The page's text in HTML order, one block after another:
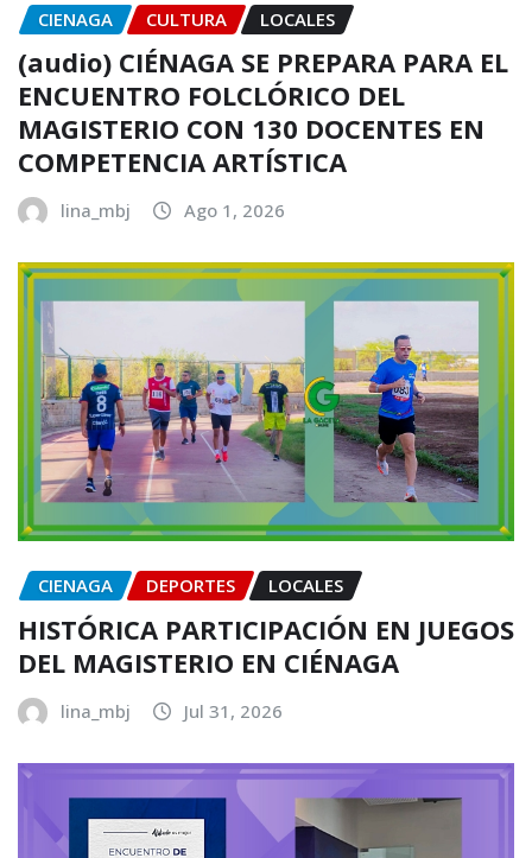
CIENAGA CULTURA LOCALES
(audio) CIÉNAGA SE PREPARA PARA EL
ENCUENTRO FOLCLÓRICO DEL
MAGISTERIO CON 130 DOCENTES EN
COMPETENCIA ARTÍSTICA
lina_mbj Ago 1, 2026
CIENAGA DEPORTES LOCALES
HISTÓRICA PARTICIPACIÓN EN JUEGOS
DEL MAGISTERIO EN CIÉNAGA
lina_mbj Jul 31, 2026